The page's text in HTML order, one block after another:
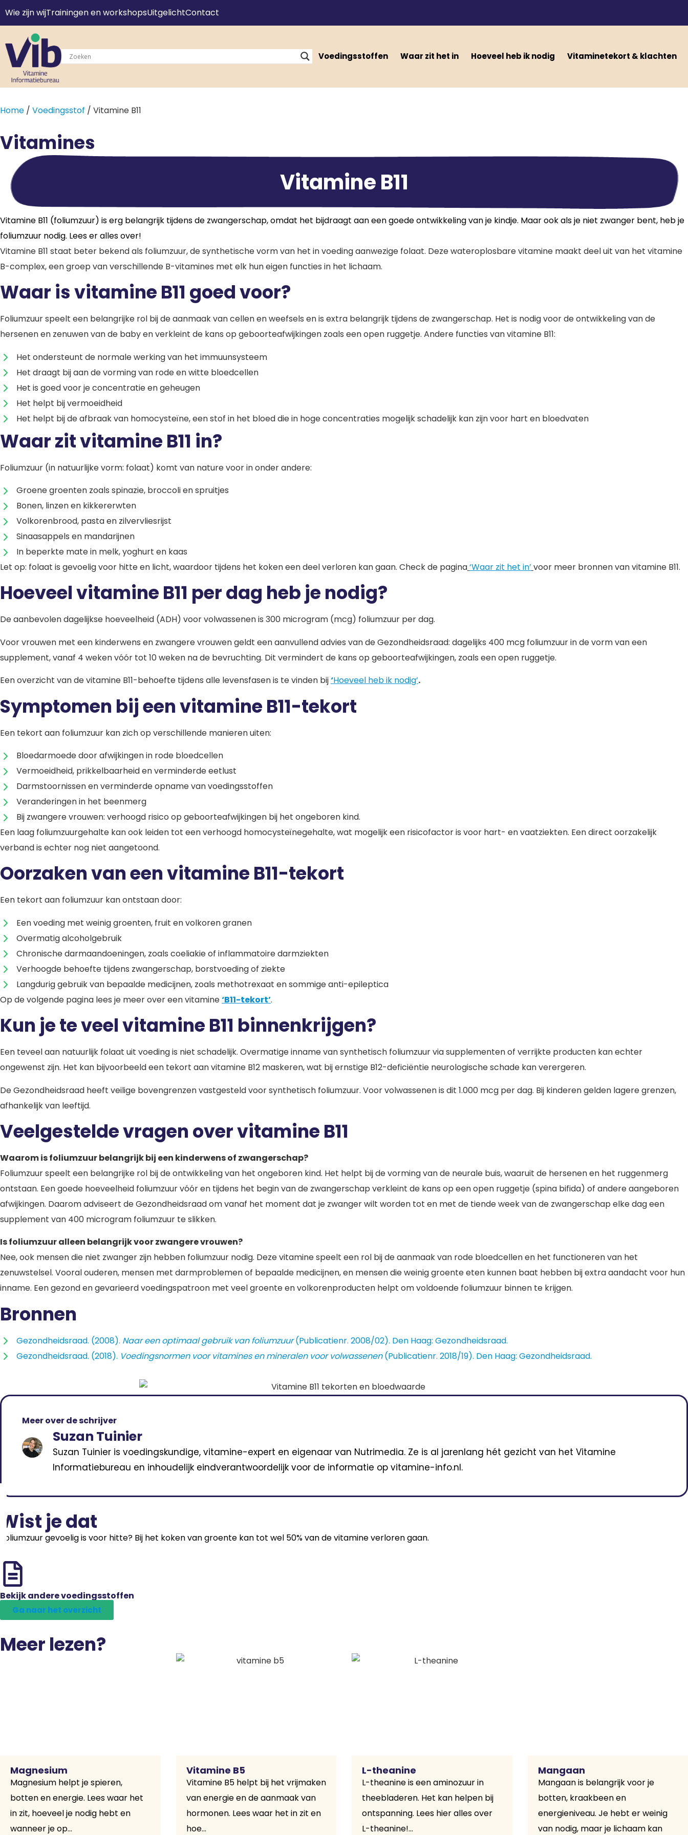
Wie zijn wijTrainingen en workshopsUitgelichtContact
Voedingsstoffen Waar zit het in Hoeveel heb ik nodig Vitaminetekort & klachten
Home / Voedingsstof / Vitamine B11
Vitamines
Vitamine B11
Vitamine B11 (foliumzuur) is erg belangrijk tijdens de zwangerschap, omdat het bijdraagt aan een goede ontwikkeling van je kindje. Maar ook als je niet zwanger bent, heb je
foliumzuur nodig. Lees er alles over!
Vitamine B11 staat beter bekend als foliumzuur, de synthetische vorm van het in voeding aanwezige folaat. Deze wateroplosbare vitamine maakt deel uit van het vitamine
B-complex, een groep van verschillende B-vitamines met elk hun eigen functies in het lichaam.
Waar is vitamine B11 goed voor?
Foliumzuur speelt een belangrijke rol bij de aanmaak van cellen en weefsels en is extra belangrijk tijdens de zwangerschap. Het is nodig voor de ontwikkeling van de
hersenen en zenuwen van de baby en verkleint de kans op geboorteafwijkingen zoals een open ruggetje. Andere functies van vitamine B11:
Het ondersteunt de normale werking van het immuunsysteem
Het draagt bij aan de vorming van rode en witte bloedcellen
Het is goed voor je concentratie en geheugen
Het helpt bij vermoeidheid
Het helpt bij de afbraak van homocysteïne, een stof in het bloed die in hoge concentraties mogelijk schadelijk kan zijn voor hart en bloedvaten
Waar zit vitamine B11 in?
Foliumzuur (in natuurlijke vorm: folaat) komt van nature voor in onder andere:
Groene groenten zoals spinazie, broccoli en spruitjes
Bonen, linzen en kikkererwten
Volkorenbrood, pasta en zilvervliesrijst
Sinaasappels en mandarijnen
In beperkte mate in melk, yoghurt en kaas
Let op: folaat is gevoelig voor hitte en licht, waardoor tijdens het koken een deel verloren kan gaan. Check de pagina‘Waar zit het in’ voor meer bronnen van vitamine B11.
Hoeveel vitamine B11 per dag heb je nodig?
De aanbevolen dagelijkse hoeveelheid (ADH) voor volwassenen is 300 microgram (mcg) foliumzuur per dag.
Voor vrouwen met een kinderwens en zwangere vrouwen geldt een aanvullend advies van de Gezondheidsraad: dagelijks 400 mcg foliumzuur in de vorm van een
supplement, vanaf 4 weken vóór tot 10 weken na de bevruchting. Dit vermindert de kans op geboorteafwijkingen, zoals een open ruggetje.
Een overzicht van de vitamine B11-behoefte tijdens alle levensfasen is te vinden bij‘Hoeveel heb ik nodig’.
Symptomen bij een vitamine B11-tekort
Een tekort aan foliumzuur kan zich op verschillende manieren uiten:
Bloedarmoede door afwijkingen in rode bloedcellen
Vermoeidheid, prikkelbaarheid en verminderde eetlust
Darmstoornissen en verminderde opname van voedingsstoffen
Veranderingen in het beenmerg
Bij zwangere vrouwen: verhoogd risico op geboorteafwijkingen bij het ongeboren kind.
Een laag foliumzuurgehalte kan ook leiden tot een verhoogd homocysteïnegehalte, wat mogelijk een risicofactor is voor hart- en vaatziekten. Een direct oorzakelijk
verband is echter nog niet aangetoond.
Oorzaken van een vitamine B11-tekort
Een tekort aan foliumzuur kan ontstaan door:
Een voeding met weinig groenten, fruit en volkoren granen
Overmatig alcoholgebruik
Chronische darmaandoeningen, zoals coeliakie of inflammatoire darmziekten
Verhoogde behoefte tijdens zwangerschap, borstvoeding of ziekte
Langdurig gebruik van bepaalde medicijnen, zoals methotrexaat en sommige anti-epileptica
Op de volgende pagina lees je meer over een vitamine‘B11-tekort’.
Kun je te veel vitamine B11 binnenkrijgen?
Een teveel aan natuurlijk folaat uit voeding is niet schadelijk. Overmatige inname van synthetisch foliumzuur via supplementen of verrijkte producten kan echter
ongewenst zijn. Het kan bijvoorbeeld een tekort aan vitamine B12 maskeren, wat bij ernstige B12-deficiëntie neurologische schade kan verergeren.
De Gezondheidsraad heeft veilige bovengrenzen vastgesteld voor synthetisch foliumzuur. Voor volwassenen is dit 1.000 mcg per dag. Bij kinderen gelden lagere grenzen,
afhankelijk van leeftijd.
Veelgestelde vragen over vitamine B11
Waarom is foliumzuur belangrijk bij een kinderwens of zwangerschap?
Foliumzuur speelt een belangrijke rol bij de ontwikkeling van het ongeboren kind. Het helpt bij de vorming van de neurale buis, waaruit de hersenen en het ruggenmerg
ontstaan. Een goede hoeveelheid foliumzuur vóór en tijdens het begin van de zwangerschap verkleint de kans op een open ruggetje (spina bifida) of andere aangeboren
afwijkingen. Daarom adviseert de Gezondheidsraad om vanaf het moment dat je zwanger wilt worden tot en met de tiende week van de zwangerschap elke dag een
supplement van 400 microgram foliumzuur te slikken.
Is foliumzuur alleen belangrijk voor zwangere vrouwen?
Nee, ook mensen die niet zwanger zijn hebben foliumzuur nodig. Deze vitamine speelt een rol bij de aanmaak van rode bloedcellen en het functioneren van het
zenuwstelsel. Vooral ouderen, mensen met darmproblemen of bepaalde medicijnen, en mensen die weinig groente eten kunnen baat hebben bij extra aandacht voor hun
inname. Een gezond en gevarieerd voedingspatroon met veel groente en volkorenproducten helpt om voldoende foliumzuur binnen te krijgen.
Bronnen
Gezondheidsraad. (2008). Naar een optimaal gebruik van foliumzuur(Publicatienr. 2008/02). Den Haag: Gezondheidsraad.
Gezondheidsraad. (2018). Voedingsnormen voor vitamines en mineralen voor volwassenen(Publicatienr. 2018/19). Den Haag: Gezondheidsraad.
Meer over de schrijver
Suzan Tuinier
Suzan Tuinier is voedingskundige, vitamine-expert en eigenaar van Nutrimedia. Ze is al jarenlang hét gezicht van het Vitamine
Informatiebureau en inhoudelijk eindverantwoordelijk voor de informatie op vitamine-info.nl.
Wist je dat
Foliumzuur gevoelig is voor hitte? Bij het koken van groente kan tot wel 50% van de vitamine verloren gaan.
Bekijk andere voedingsstoffen
Ga naar het overzicht
Meer lezen?
Magnesium
Magnesium helpt je spieren,
botten en energie. Lees waar het
in zit, hoeveel je nodig hebt en
wanneer je op...
Vitamine B5
Vitamine B5 helpt bij het vrijmaken
van energie en de aanmaak van
hormonen. Lees waar het in zit en
hoe...
L-theanine
L-theanine is een aminozuur in
theebladeren. Het kan helpen bij
ontspanning. Lees hier alles over
L-theanine!...
Mangaan
Mangaan is belangrijk voor je
botten, kraakbeen en
energieniveau. Je hebt er weinig
van nodig, maar je lichaam kan